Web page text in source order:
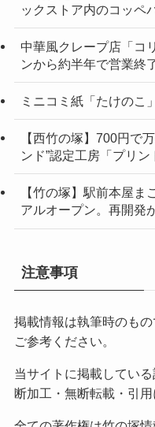
ックストア内のコッペ
中華風クレープ店「コ
ンから約半年で営業終
ミニコミ紙「たけのこ
【西竹の塚】700円で
ンド”認定工房「プリン
【竹の塚】駅前本屋
アルオープン。再開発
注意事項
掲載情報は執筆時のもの
ご参考ください。
当サイトに掲載してい
断加工・無断転載・引用